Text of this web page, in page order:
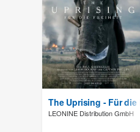
The Uprising - Für die
LEONINE Distribution GmbH